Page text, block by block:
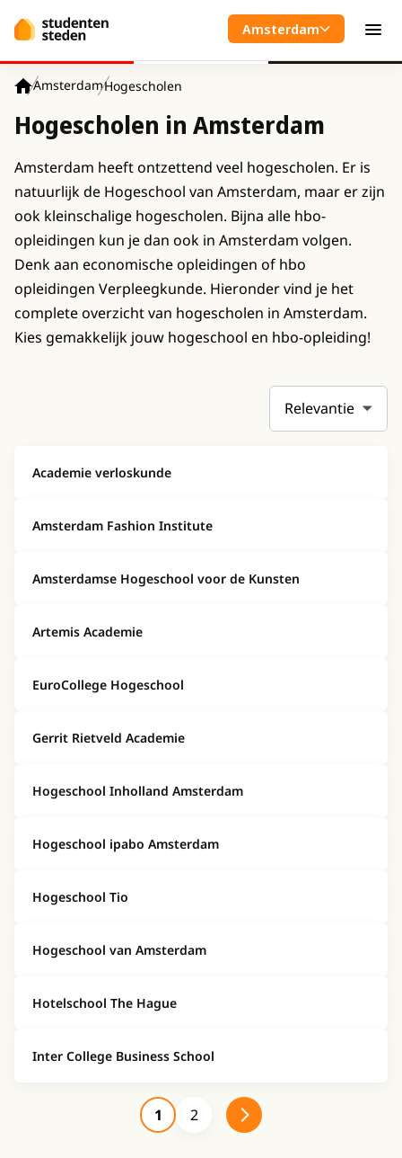
Amsterdam
AmsterdamHogescholen
Hogescholen in Amsterdam
Amsterdam heeft ontzettend veel hogescholen. Er is
natuurlijk de Hogeschool van Amsterdam, maar er zijn
ook kleinschalige hogescholen. Bijna alle hbo-
opleidingen kun je dan ook in Amsterdam volgen.
Denk aan economische opleidingen of hbo
opleidingen Verpleegkunde. Hieronder vind je het
complete overzicht van hogescholen in Amsterdam.
Kies gemakkelijk jouw hogeschool en hbo-opleiding!
Sortering
Academie verloskunde
Amsterdam Fashion Institute
Amsterdamse Hogeschool voor de Kunsten
Artemis Academie
EuroCollege Hogeschool
Gerrit Rietveld Academie
Hogeschool Inholland Amsterdam
Hogeschool ipabo Amsterdam
Hogeschool Tio
Hogeschool van Amsterdam
Hotelschool The Hague
Inter College Business School
1 2